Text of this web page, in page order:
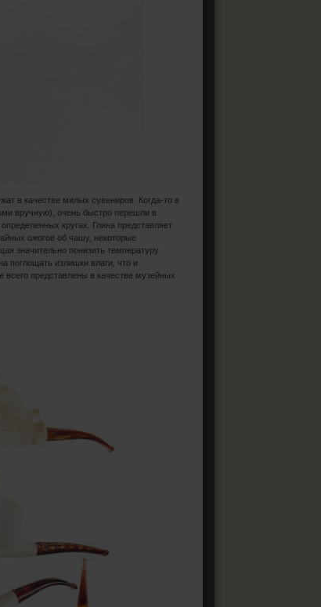
в качестве милых сувениров. Когда-то в
вручную), очень быстро перешли в
кругах. Глина представляет
ожогов об чашу, некоторые
значительно понизить температуру
поглощать излишки влаги, что и
всего представлены в качестве музейных